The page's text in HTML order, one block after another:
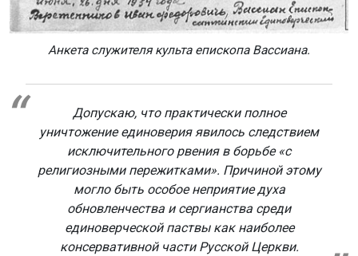
Анкета служителя культа епископа Вассиана.
Допускаю, что практически полное
уничтожение единоверия явилось следствием
исключительного рвения в борьбе «с
религиозными пережитками». Причиной этому
могло быть особое неприятие духа
обновленчества и сергианства среди
единоверческой паствы как наиболее
консервативной части Русской Церкви.